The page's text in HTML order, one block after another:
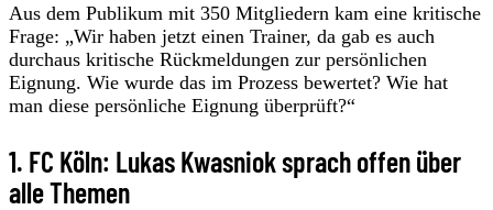
Aus dem Publikum mit 350 Mitgliedern kam eine kritische
Frage: „Wir haben jetzt einen Trainer, da gab es auch
durchaus kritische Rückmeldungen zur persönlichen
Eignung. Wie wurde das im Prozess bewertet? Wie hat
man diese persönliche Eignung überprüft?“
1. FC Köln: Lukas Kwasniok sprach offen über
alle Themen